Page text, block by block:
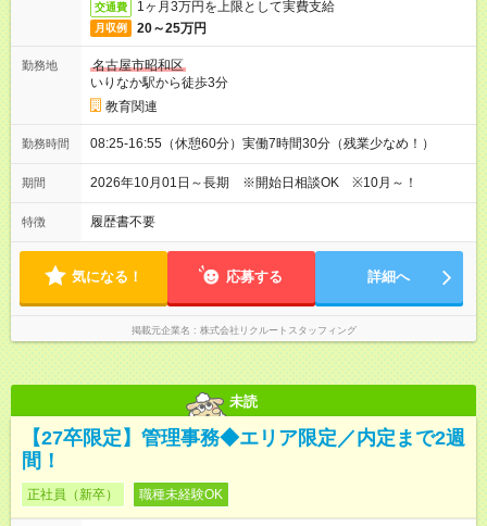
交通費 1ヶ月3万円を上限として実費支給
月収例 20～25万円
勤務地
名古屋市昭和区
いりなか駅から徒歩3分
教育関連
勤務時間 08:25-16:55（休憩60分）実働7時間30分（残業少なめ！）
期間 2026年10月01日～長期 ※開始日相談OK ※10月～！
特徴 履歴書不要
気になる！ 応募する 詳細へ
掲載元企業名 株式会社リクルートスタッフィング
未読
【27卒限定】管理事務◆エリア限定／内定まで2週
間！
正社員（新卒） 職種未経験OK